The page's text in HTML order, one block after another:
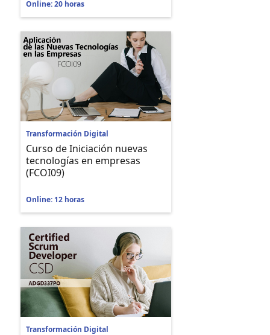
Online: 20 horas
Transformación Digital
Curso de Iniciación nuevas
tecnologías en empresas
(FCOI09)
Online: 12 horas
Transformación Digital